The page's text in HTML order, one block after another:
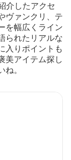
介したアクセ
ヴァンクリ、テ
を幅広くライン
られたリアルな
入りポイントも
美アイテム探し
。